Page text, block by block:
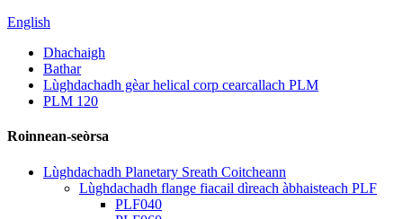
English
Dhachaigh
Bathar
Lùghdachadh gèar helical corp cearcallach PLM
PLM 120
Roinnean-seòrsa
Lùghdachadh Planetary Sreath Coitcheann
Lùghdachadh flange fiacail dìreach àbhaisteach PLF
PLF040